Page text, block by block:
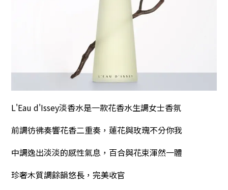
L'Eau d'Issey淡香水是一款花香水生調女士香氛
前調彷彿奏響花香二重奏，蓮花與玫瑰不分你我
中調逸出淡淡的感性氣息，百合與花束渾然一體
珍奢木質調餘韻悠長，完美收官